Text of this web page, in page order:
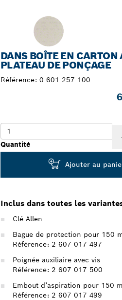
DANS BOÎTE EN CARTON
PLATEAU DE PONÇAGE
Référence: 0 601 257 100
Quantité
Ajouter au
Inclus dans toutes les
Clé Allen
Bague de protection pour 150
Référence: 2 607 017 497
Poignée auxiliaire avec vis
Référence: 2 607 017 500
Embout d’aspiration pour 150
Référence: 2 607 017 499